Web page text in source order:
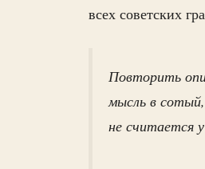
всех советских
Повторить
мысль в
не считается